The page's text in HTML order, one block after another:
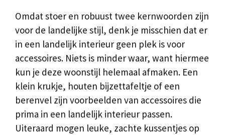
Omdat stoer en robuust twee kernwoorden zijn
voor de landelijke stijl, denk je misschien dat er
in een landelijk interieur geen plek is voor
accessoires. Niets is minder waar, want hiermee
kun je deze woonstijl helemaal afmaken. Een
klein krukje, houten bijzettafeltje of een
berenvel zijn voorbeelden van accessoires die
prima in een landelijk interieur passen.
Uiteraard mogen leuke, zachte kussentjes op